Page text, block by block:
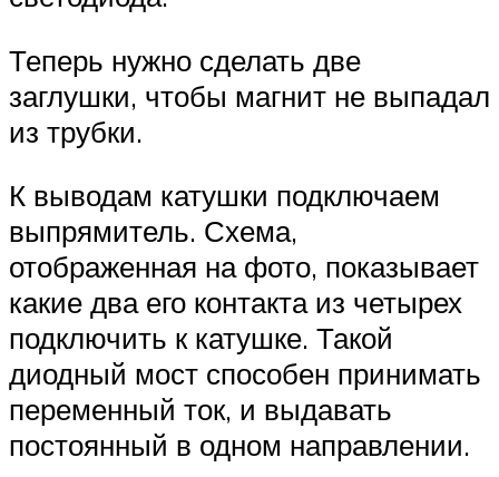
Теперь нужно сделать две
заглушки, чтобы магнит не выпадал
из трубки.
К выводам катушки подключаем
выпрямитель. Схема,
отображенная на фото, показывает
какие два его контакта из четырех
подключить к катушке. Такой
диодный мост способен принимать
переменный ток, и выдавать
постоянный в одном направлении.